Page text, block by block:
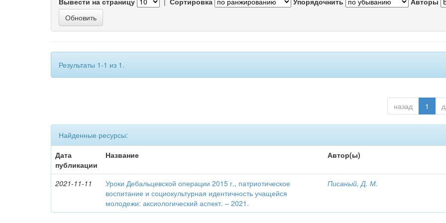
Результаты 1-1 из 1.
назад 1
Найденные ресурсы:
Дата
публикации
Название Автор(ы)
2021-11-11
Уроки Дебальцевской операции 2015 г., патриотическое
воспитание и социокультурная идентичность учащейся
молодежи: аксиологический аспект. – 2021.
Писаный, Д. М.